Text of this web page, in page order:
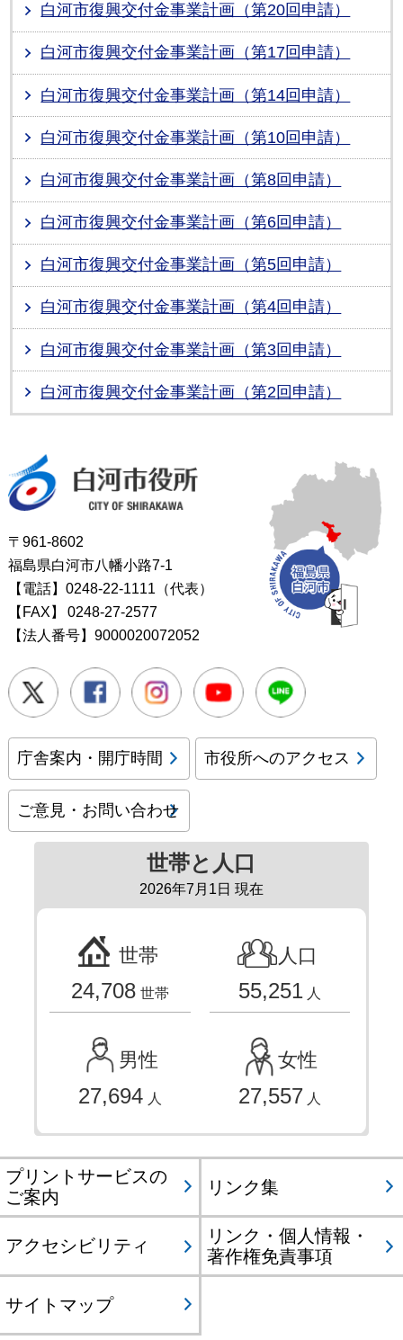
白河市復興交付金事業計画（第20回申請）
白河市復興交付金事業計画（第17回申請）
白河市復興交付金事業計画（第14回申請）
白河市復興交付金事業計画（第10回申請）
白河市復興交付金事業計画（第8回申請）
白河市復興交付金事業計画（第6回申請）
白河市復興交付金事業計画（第5回申請）
白河市復興交付金事業計画（第4回申請）
白河市復興交付金事業計画（第3回申請）
白河市復興交付金事業計画（第2回申請）
〒961-8602
福島県白河市八幡小路7-1
【電話】0248-22-1111（代表）
【FAX】
0248-27-2577
【法人番号】9000020072052
Twitter FacebookInstagramYoutube
庁舎案内・開庁時間 市役所へのアクセス
ご意見・お問い合わせ
世帯と人口
2026年7月1日 現在
世帯
24,708 世帯
人口
55,251 人
男性
27,694 人
女性
27,557 人
プリントサービスの
ご案内
リンク集
アクセシビリティ
リンク・個人情報・
著作権免責事項
サイトマップ